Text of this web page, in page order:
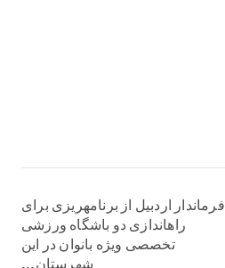
فرماندار اردبیل از برنامهریزی برای
راهاندازی دو باشگاه ورزشی
تخصصی ویژه بانوان در این
شهرستان...